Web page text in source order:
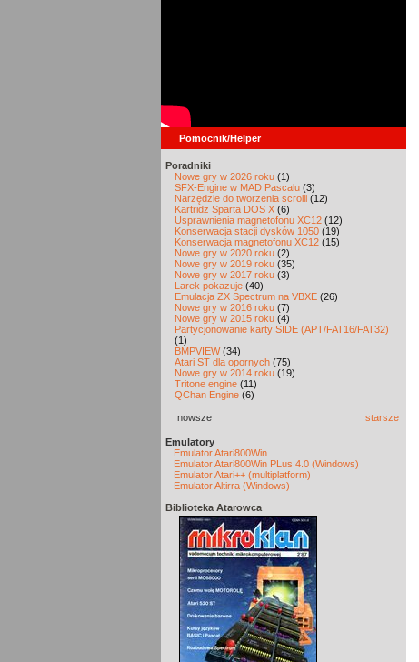
Pomocnik/Helper
Poradniki
Nowe gry w 2026 roku (1)
SFX-Engine w MAD Pascalu (3)
Narzędzie do tworzenia scrolli (12)
Kartridż Sparta DOS X (6)
Usprawnienia magnetofonu XC12 (12)
Konserwacja stacji dysków 1050 (19)
Konserwacja magnetofonu XC12 (15)
Nowe gry w 2020 roku (2)
Nowe gry w 2019 roku (35)
Nowe gry w 2017 roku (3)
Larek pokazuje (40)
Emulacja ZX Spectrum na VBXE (26)
Nowe gry w 2016 roku (7)
Nowe gry w 2015 roku (4)
Partycjonowanie karty SIDE (APT/FAT16/FAT32)
(1)
BMPVIEW(34)
Atari ST dla opornych (75)
Nowe gry w 2014 roku (19)
Tritone engine (11)
QChan Engine (6)
nowsze starsze
Emulatory
Emulator Atari800Win
Emulator Atari800Win PLus 4.0 (Windows)
Emulator Atari++ (multiplatform)
Emulator Altirra (Windows)
Biblioteka Atarowca